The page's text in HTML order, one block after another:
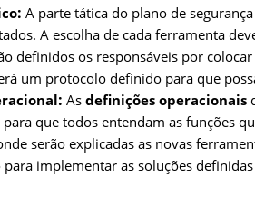
: A parte tática do plano de
A escolha de cada ferramenta
definidos os responsáveis por
um protocolo definido para que
: As definições operacionais
que todos entendam as funções
serão explicadas as novas
para implementar as soluções